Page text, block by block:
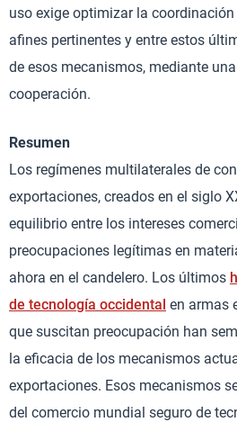
uso exige optimizar la
afines pertinentes y entre estos
de esos mecanismos, mediante
cooperación.
Resumen
Los regímenes multilaterales de
exportaciones, creados en el siglo
equilibrio entre los intereses
preocupaciones legítimas en
ahora en el candelero. Los últimos
de tecnología occidental en armas
que suscitan preocupación han
la eficacia de los mecanismos
exportaciones. Esos mecanismos
del comercio mundial seguro de